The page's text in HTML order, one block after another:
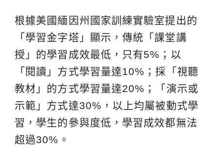
根據美國緬因州國家訓練實驗室提出的
「學習金字塔」顯示，傳統「課堂講
授」的學習成效最低，只有5%；以
「閱讀」方式學習量達10%；採「視聽
教材」的方式學習量達20%；「演示或
示範」方式達30%，以上均屬被動式學
習，學生的參與度低，學習成效都無法
超過30%。